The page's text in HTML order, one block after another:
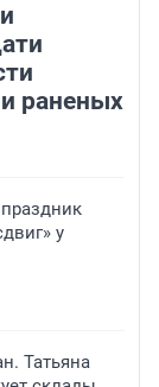
раненых
у
Татьяна